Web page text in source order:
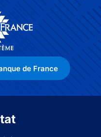
de France